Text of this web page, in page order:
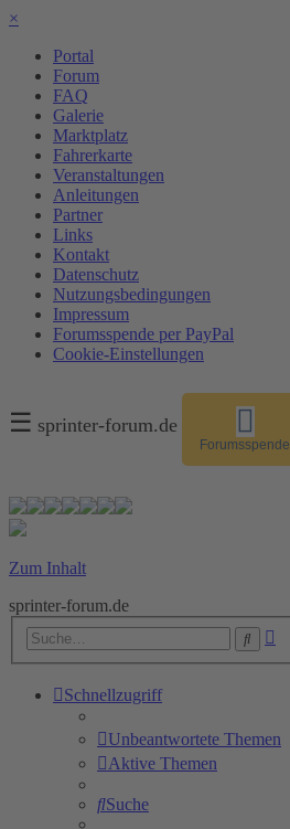
×
Portal
Forum
FAQ
Galerie
Marktplatz
Fahrerkarte
Veranstaltungen
Anleitungen
Partner
Links
Kontakt
Datenschutz
Nutzungsbedingungen
Impressum
Forumsspende per PayPal
Cookie-Einstellungen
☰ sprinter-forum.de
Forumsspende
Zum Inhalt
sprinter-forum.de
Suche
Schnellzugriff
Unbeantwortete Themen
Aktive Themen
Suche